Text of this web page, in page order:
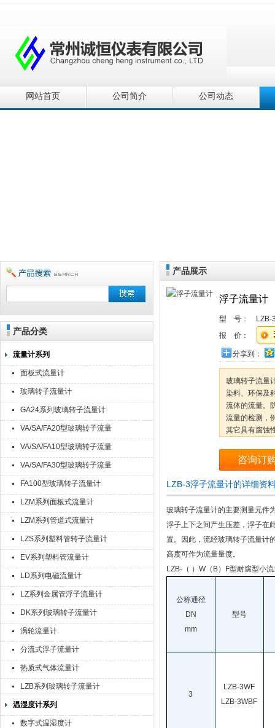
网站首页 公司简介 公司动态
产品分类
流量计系列
面板式流量计
玻璃转子流量计
GA24系列玻璃转子流量计
VA/SA/FA20型玻璃转子流量
计
VA/SA/FA10型玻璃转子流量
计
VA/SA/FA30型玻璃转子流量
计
FA100型玻璃转子流量计
LZM系列面板式流量计
LZM系列管道式流量计
LZS系列塑料管转子流量计
EV系列塑料管流量计
LD系列电磁流量计
LZ系列金属管浮子流量计
DK系列玻璃转子流量计
涡轮流量计
分流式浮子流量计
热质式气体流量计
LZB系列玻璃转子流量计
温湿度计系列
数字式温湿度计
产品展示
浮子流量计
型 号：
LZB-
报 价：
分享到：
玻璃转子流量
染料、环保及
流体的流量。
流量的检测，
其它具有腐蚀
咨询订
LZB-3浮子流量计的详细资
玻璃转子流量计的主要测量元件
浮子上下之间产生压差，浮子在
置。因此，流经玻璃转子流量计
高度可作为流量量度。
LZB- （ ）W（B）F型耐腐型小
公称通径
DN
mm
型号
3
LZB-3WF
LZB-3WBF